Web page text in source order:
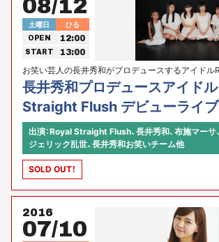
08/12
土曜日 ひる
OPEN 12:00
START 13:00
お笑い芸人の長井秀和がプロデュースするアイド
Flushがついにデビュー！
長井秀和プロデュースアイド
Straight Flush デビューライブ
出演：Royal Straight Flush、長井秀和、布施マーサ
ジェリック乱世、長井秀和お笑いチーム他
SOLD OUT！
2016
07/10